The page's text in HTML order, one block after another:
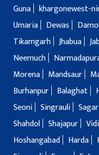
Guna khargonewest-
Umaria
Dewas
Tikamgarh Jhabua
Neemuch
Morena
Mandsaur
Burhanpur
Balaghat
Seoni Singrauli Sagar
Shahdol Shajapur
Hoshangabad
Harda